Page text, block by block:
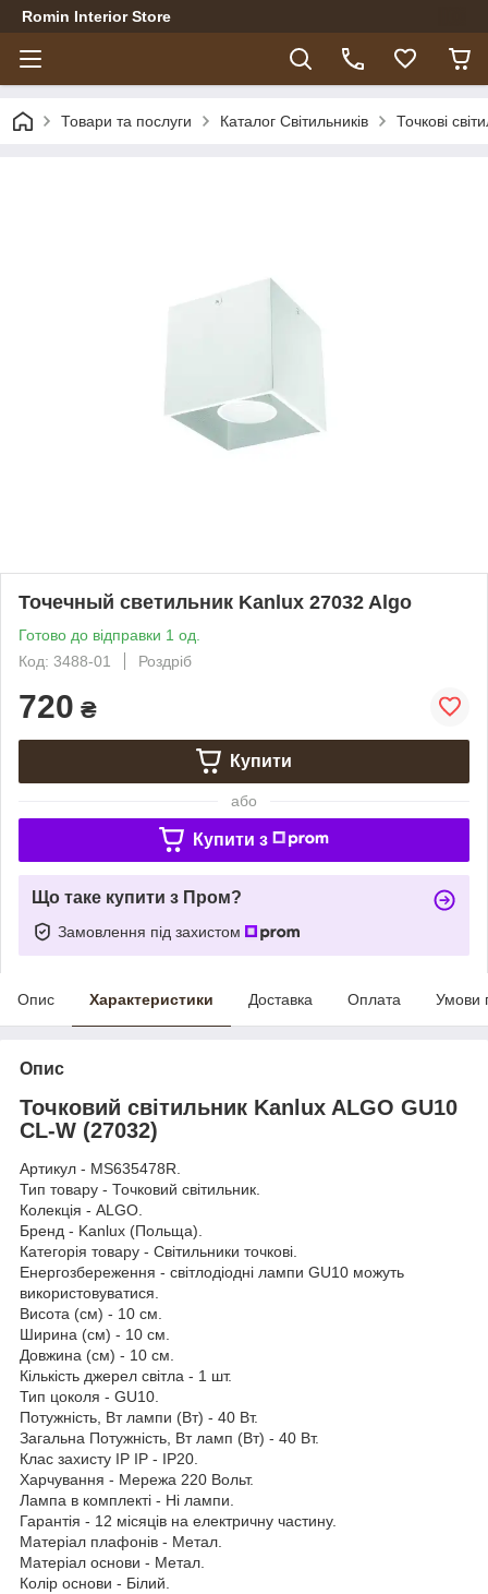
Romin Interior Store
Товари та послуги Каталог Світильників Точкові
Точечный светильник Kanlux 27032 Algo
Готово до відправки 1 од.
Код: 3488-01
Роздріб
720 ₴
Купити
або
Купити з
Що таке купити з Пром?
Замовлення під захистом
Опис Характеристики Доставка Оплата Умови
Опис
Точковий світильник Kanlux ALGO GU10
CL-W (27032)
Артикул - MS635478R.
Тип товару - Точковий світильник.
Колекція - ALGO.
Бренд - Kanlux (Польща).
Категорія товару - Світильники точкові.
Енергозбереження - світлодіодні лампи GU10 можуть
використовуватися.
Висота (см) - 10 см.
Ширина (см) - 10 см.
Довжина (см) - 10 см.
Кількість джерел світла - 1 шт.
Тип цоколя - GU10.
Потужність, Вт лампи (Вт) - 40 Вт.
Загальна Потужність, Вт ламп (Вт) - 40 Вт.
Клас захисту IP IP - IP20.
Харчування - Мережа 220 Вольт.
Лампа в комплекті - Ні лампи.
Гарантія - 12 місяців на електричну частину.
Матеріал плафонів - Метал.
Матеріал основи - Метал.
Колір основи - Білий.